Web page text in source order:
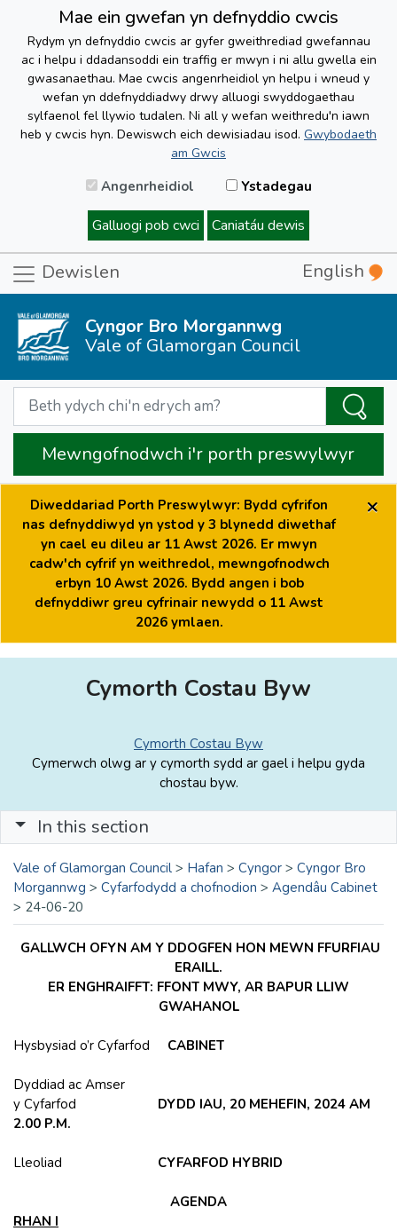
Mae ein gwefan yn defnyddio cwcis
Rydym yn defnyddio cwcis ar gyfer gweithrediad gwefannau
ac i helpu i ddadansoddi ein traffig er mwyn i ni allu gwella ein
gwasanaethau. Mae cwcis angenrheidiol yn helpu i wneud y
wefan yn ddefnyddiadwy drwy alluogi swyddogaethau
sylfaenol fel llywio tudalen. Ni all y wefan weithredu'n iawn
heb y cwcis hyn. Dewiswch eich dewisiadau isod. Gwybodaeth
am Gwcis
Angenrheidiol Ystadegau
Galluogi pob cwci Caniatáu dewis
Dewislen English
Cyngor Bro Morgannwg
Vale of Glamorgan Council
Mewngofnodwch i'r porth preswylwyr
Diweddariad Porth Preswylwyr: Bydd cyfrifon
nas defnyddiwyd yn ystod y 3 blynedd diwethaf
yn cael eu dileu ar 11 Awst 2026. Er mwyn
cadw'ch cyfrif yn weithredol, mewngofnodwch
erbyn 10 Awst 2026. Bydd angen i bob
defnyddiwr greu cyfrinair newydd o 11 Awst
2026 ymlaen.
×
Cymorth Costau Byw
Cymorth Costau Byw
Cymerwch olwg ar y cymorth sydd ar gael i helpu gyda
chostau byw.
In this section
Vale of Glamorgan Council > Hafan > Cyngor > Cyngor Bro
Morgannwg > Cyfarfodydd a chofnodion > Agendâu Cabinet
> 24-06-20
GALLWCH OFYN AM Y DDOGFEN HON MEWN FFURFIAU
ERAILL.
ER ENGHRAIFFT: FFONT MWY, AR BAPUR LLIW
GWAHANOL
Hysbysiad o’r Cyfarfod CABINET
Dyddiad ac Amser
y Cyfarfod
DYDD IAU, 20 MEHEFIN, 2024 AM
2.00 P.M.
Lleoliad CYFARFOD HYBRID
AGENDA
RHAN I